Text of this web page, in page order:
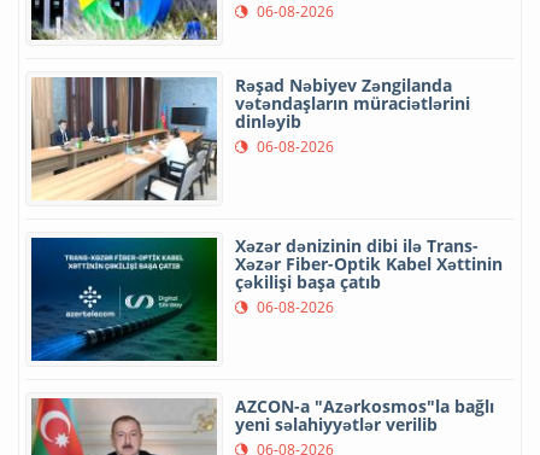
06-08-2026
Rəşad Nəbiyev Zəngilanda
vətəndaşların müraciətlərini
dinləyib
06-08-2026
Xəzər dənizinin dibi ilə Trans-
Xəzər Fiber-Optik Kabel Xəttinin
çəkilişi başa çatıb
06-08-2026
AZCON-a "Azərkosmos"la bağlı
yeni səlahiyyətlər verilib
06-08-2026